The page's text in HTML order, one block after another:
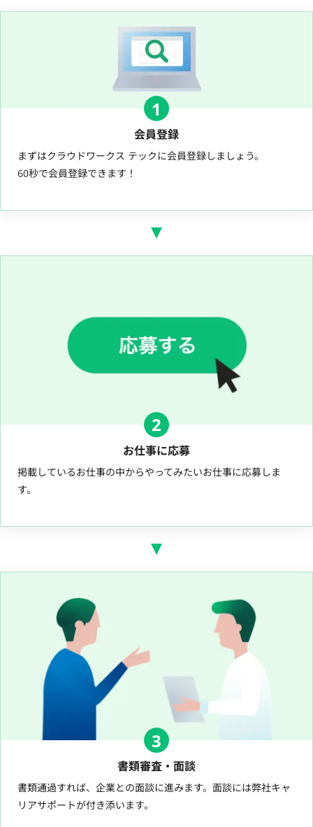
1
会員登録
まずはクラウドワークス テックに会員登録しましょう。
60秒で会員登録できます！
2
お仕事に応募
掲載しているお仕事の中からやってみたいお仕事に応募しま
す。
3
書類審査・面談
書類通過すれば、企業との面談に進みます。面談には弊社キャ
リアサポートが付き添います。